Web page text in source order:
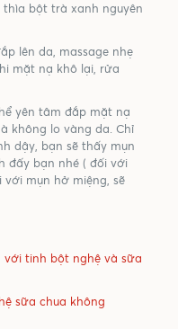
thìa bột trà xanh nguyên
lên da, massage nhẹ
mặt nạ khô lại, rửa
yên tâm đắp mặt nạ
không lo vàng da. Chỉ
dậy, bạn sẽ thấy mụn
đấy bạn nhé ( đối với
mụn hở miệng, sẽ
tinh bột nghệ và sữa
sữa chua không